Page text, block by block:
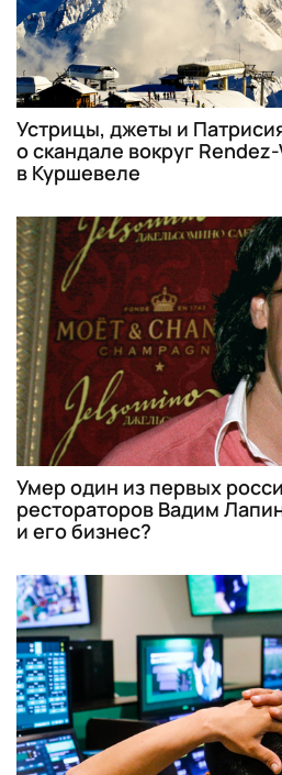
Устрицы, джеты и
о скандале вокруг
в Куршевеле
Умер один из первых
рестораторов Вадим
и его бизнес?